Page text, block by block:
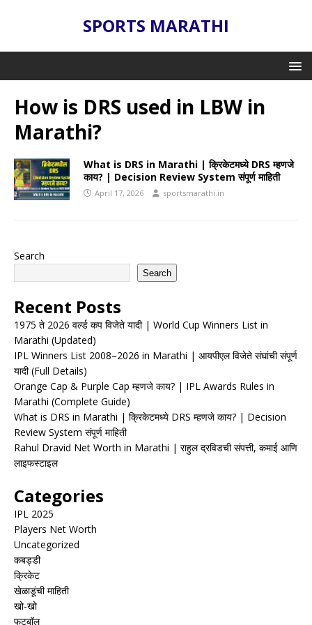
SPORTS MARATHI
How is DRS used in LBW in
Marathi?
What is DRS in Marathi | क्रिकेटमध्ये DRS म्हणजे
काय? | Decision Review System संपूर्ण माहिती
April 17, 2026 sportsmarathi.in
Search
Search
Recent Posts
1975 ते 2026 वर्ल्ड कप विजेते यादी | World Cup Winners List in
Marathi (Updated)
IPL Winners List 2008–2026 in Marathi | आयपीएल विजेते संघांची संपूर्ण
यादी (Full Details)
Orange Cap & Purple Cap म्हणजे काय? | IPL Awards Rules in
Marathi (Complete Guide)
What is DRS in Marathi | क्रिकेटमध्ये DRS म्हणजे काय? | Decision
Review System संपूर्ण माहिती
Rahul Dravid Net Worth in Marathi | राहुल द्रविडची संपत्ती, कमाई आणि
लाइफस्टाइल
Categories
IPL 2025
Players Net Worth
Uncategorized
कबड्डी
क्रिकेट
खेळाडूंची माहिती
खो-खो
फुटबॉल